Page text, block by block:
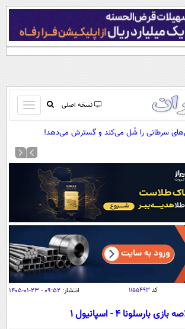
نسخه اصلی
باز
و
کردن
صفحه اول
آرشیو
نظرسنجی
آب و هوا
اوقات شرعی
سواد زندگی
اقتصاد
اقتصادی
جامعه
سرطانی را شُل می‌کند و گسترش می‌دهد!
کد ۱۱۵۵۴۹۳ انتشار: ۰۹:۵۲ - ۲۳-۰۱-۱۴۰۵
بارسلونا ۴ - اسپانیول ۱